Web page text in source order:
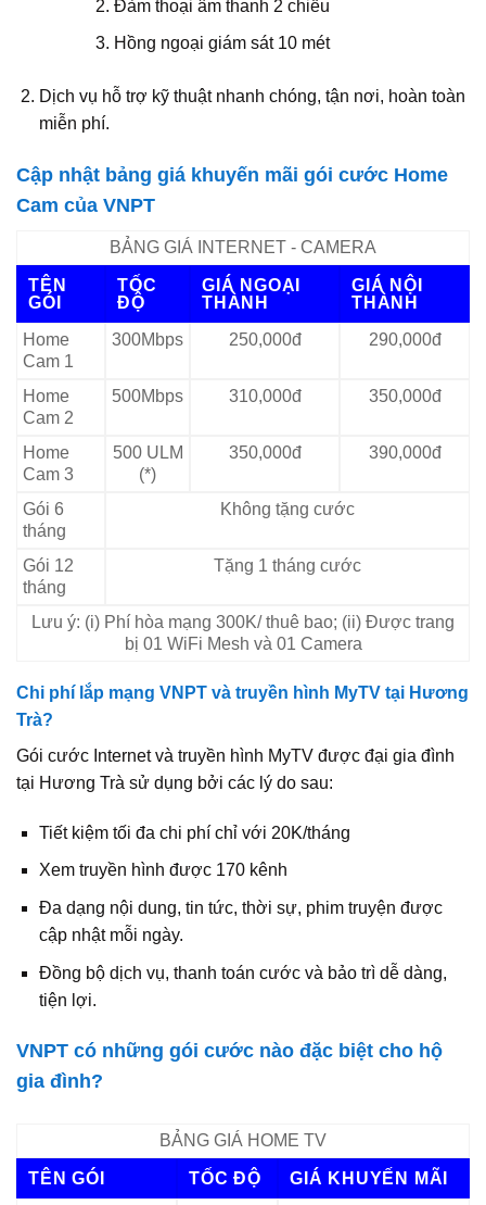
Đàm thoại âm thanh 2 chiều
Hồng ngoại giám sát 10 mét
Dịch vụ hỗ trợ kỹ thuật nhanh chóng, tận nơi, hoàn toàn
miễn phí.
Cập nhật bảng giá khuyến mãi gói cước Home
Cam của VNPT
BẢNG GIÁ INTERNET - CAMERA
TÊN
GÓI
TỐC
ĐỘ
GIÁ NGOẠI
THÀNH
GIÁ NỘI
THÀNH
Home
Cam 1
300Mbps 250,000đ 290,000đ
Home
Cam 2
500Mbps 310,000đ 350,000đ
Home
Cam 3
500 ULM
(*)
350,000đ 390,000đ
Gói 6
tháng
Không tặng cước
Gói 12
tháng
Tặng 1 tháng cước
Lưu ý: (i) Phí hòa mạng 300K/ thuê bao; (ii) Được trang
bị 01 WiFi Mesh và 01 Camera
Chi phí lắp mạng VNPT và truyền hình MyTV tại Hương
Trà?
Gói cước Internet và truyền hình MyTV được đại gia đình
tại Hương Trà sử dụng bởi các lý do sau:
Tiết kiệm tối đa chi phí chỉ với 20K/tháng
Xem truyền hình được 170 kênh
Đa dạng nội dung, tin tức, thời sự, phim truyện được
cập nhật mỗi ngày.
Đồng bộ dịch vụ, thanh toán cước và bảo trì dễ dàng,
tiện lợi.
VNPT có những gói cước nào đặc biệt cho hộ
gia đình?
BẢNG GIÁ HOME TV
TÊN GÓI TỐC ĐỘ
GIÁ KHUYẾN MÃI